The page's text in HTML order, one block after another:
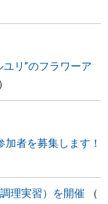
リ”のフラワーア
加者を募集します！
理実習）を開催